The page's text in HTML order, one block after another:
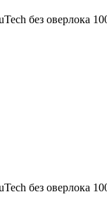
без оверлока
без оверлока